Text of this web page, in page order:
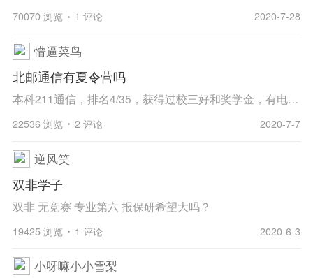
70070 浏览 1 评论 2020-7-28
懵逼菜鸟
北邮通信有夏令营吗
本科211通信，排名4/35，获得过校三好和奖学金，有电赛省二，希望大吗
22536 浏览 2 评论 2020-7-7
逆风笑
双非学子
双非 无竞赛 专业第六 报保研希望大吗？
19425 浏览 1 评论 2020-6-3
小呀嘛小小雪梨